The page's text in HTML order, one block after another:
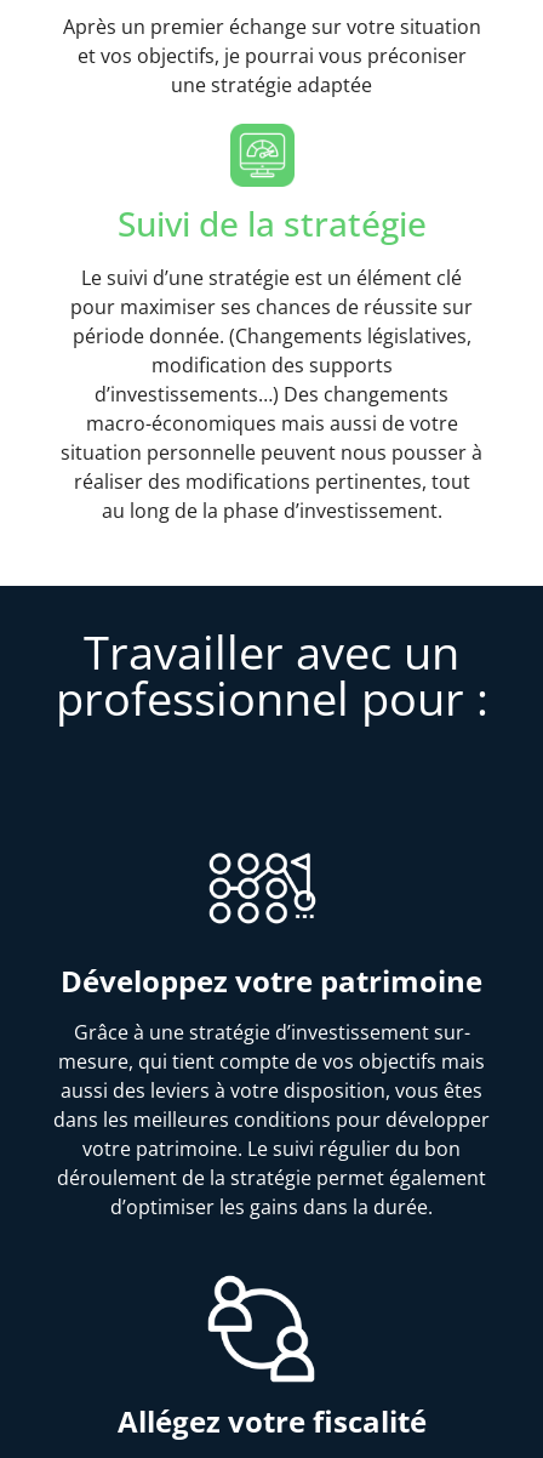
Après un premier échange sur votre situation
et vos objectifs, je pourrai vous préconiser
une stratégie adaptée
Suivi de la stratégie
Le suivi d’une stratégie est un élément clé
pour maximiser ses chances de réussite sur
période donnée. (Changements législatives,
modification des supports
d’investissements…) Des changements
macro-économiques mais aussi de votre
situation personnelle peuvent nous pousser à
réaliser des modifications pertinentes, tout
au long de la phase d’investissement.
Travailler avec un
professionnel pour :
Développez votre patrimoine
Grâce à une stratégie d’investissement sur-
mesure, qui tient compte de vos objectifs mais
aussi des leviers à votre disposition, vous êtes
dans les meilleures conditions pour développer
votre patrimoine. Le suivi régulier du bon
déroulement de la stratégie permet également
d’optimiser les gains dans la durée.
Allégez votre fiscalité